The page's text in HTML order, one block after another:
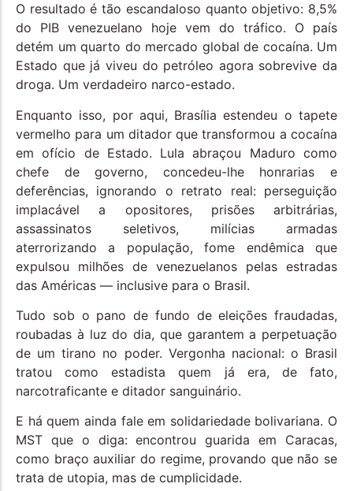
O resultado é tão escandaloso quanto objetivo: 8,5%
do PIB venezuelano hoje vem do tráfico. O país
detém um quarto do mercado global de cocaína. Um
Estado que já viveu do petróleo agora sobrevive da
droga. Um verdadeiro narco-estado.
Enquanto isso, por aqui, Brasília estendeu o tapete
vermelho para um ditador que transformou a cocaína
em ofício de Estado. Lula abraçou Maduro como
chefe de governo, concedeu-lhe honrarias e
deferências, ignorando o retrato real: perseguição
implacável a opositores, prisões arbitrárias,
assassinatos seletivos, milícias armadas
aterrorizando a população, fome endêmica que
expulsou milhões de venezuelanos pelas estradas
das Américas — inclusive para o Brasil.
Tudo sob o pano de fundo de eleições fraudadas,
roubadas à luz do dia, que garantem a perpetuação
de um tirano no poder. Vergonha nacional: o Brasil
tratou como estadista quem já era, de fato,
narcotraficante e ditador sanguinário.
E há quem ainda fale em solidariedade bolivariana. O
MST que o diga: encontrou guarida em Caracas,
como braço auxiliar do regime, provando que não se
trata de utopia, mas de cumplicidade.